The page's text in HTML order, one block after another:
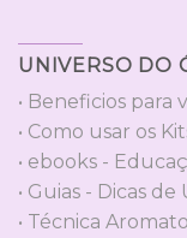
UNIVERSO DO
• Beneficios para
• Como usar os
• ebooks -
• Guias - Dicas de
• Técnica